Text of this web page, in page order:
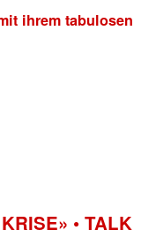
ihrem tabulosen
• TALK